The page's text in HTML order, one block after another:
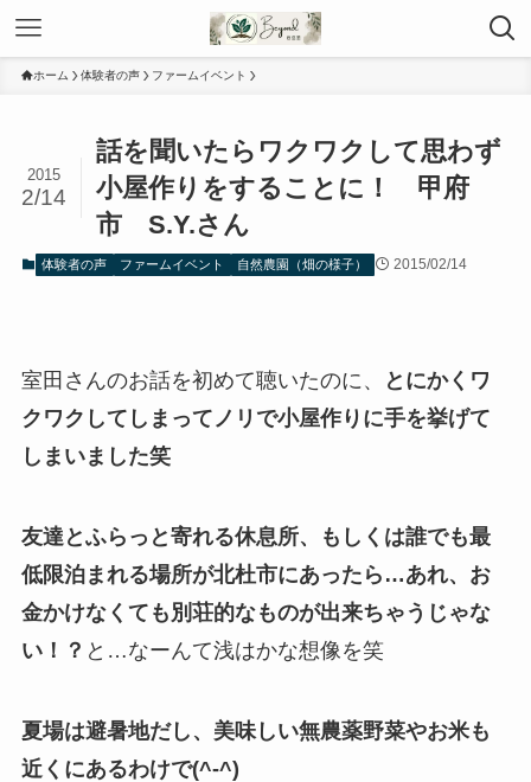
ホーム 体験者の声 ファームイベント
話を聞いたらワクワクして思わず
小屋作りをすることに！ 甲府
市 S.Y.さん
2015
2/14
体験者の声 ファームイベント 自然農園（畑の様子） 2015/02/14
室田さんのお話を初めて聴いたのに、
とにかくワ
クワクしてしまってノリで小屋作りに手を挙げて
しまいました笑
友達とふらっと寄れる休息所、もしくは誰でも最
低限泊まれる場所が北杜市にあったら…あれ、お
金かけなくても別荘的なものが出来ちゃうじゃな
い！？ と…なーんて浅はかな想像を笑
夏場は避暑地だし、美味しい無農薬野菜やお米も
近くにあるわけで(^-^)